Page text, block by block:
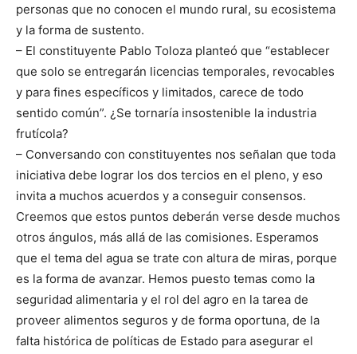
personas que no conocen el mundo rural, su ecosistema
y la forma de sustento.
– El constituyente Pablo Toloza planteó que “establecer
que solo se entregarán licencias temporales, revocables
y para fines específicos y limitados, carece de todo
sentido común”. ¿Se tornaría insostenible la industria
frutícola?
– Conversando con constituyentes nos señalan que toda
iniciativa debe lograr los dos tercios en el pleno, y eso
invita a muchos acuerdos y a conseguir consensos.
Creemos que estos puntos deberán verse desde muchos
otros ángulos, más allá de las comisiones. Esperamos
que el tema del agua se trate con altura de miras, porque
es la forma de avanzar. Hemos puesto temas como la
seguridad alimentaria y el rol del agro en la tarea de
proveer alimentos seguros y de forma oportuna, de la
falta histórica de políticas de Estado para asegurar el